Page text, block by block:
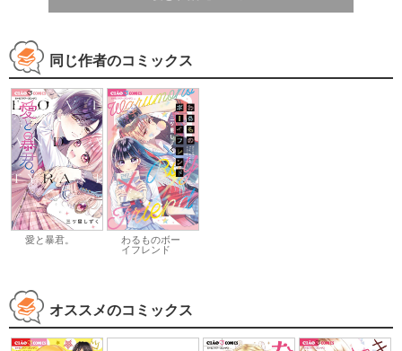
同じ作者のコミックス
愛と暴君。
わるものボー
イフレンド
オススメのコミックス